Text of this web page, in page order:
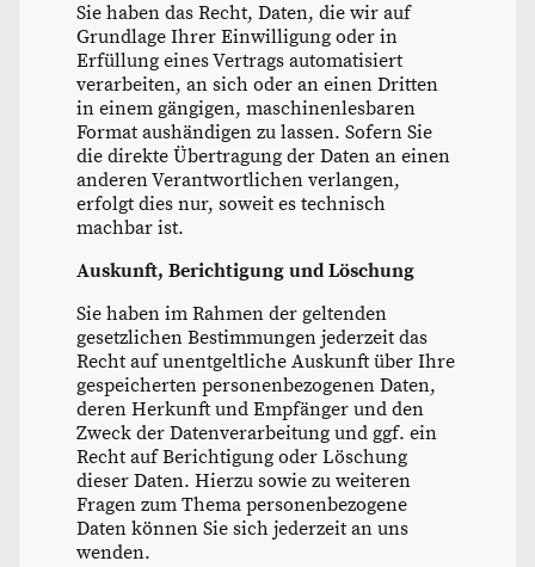
Sie haben das Recht, Daten, die wir auf
Grundlage Ihrer Einwilligung oder in
Erfüllung eines Vertrags automatisiert
verarbeiten, an sich oder an einen Dritten
in einem gängigen, maschinenlesbaren
Format aushändigen zu lassen. Sofern Sie
die direkte Übertragung der Daten an einen
anderen Verantwortlichen verlangen,
erfolgt dies nur, soweit es technisch
machbar ist.
Auskunft, Berichtigung und Löschung
Sie haben im Rahmen der geltenden
gesetzlichen Bestimmungen jederzeit das
Recht auf unentgeltliche Auskunft über Ihre
gespeicherten personenbezogenen Daten,
deren Herkunft und Empfänger und den
Zweck der Datenverarbeitung und ggf. ein
Recht auf Berichtigung oder Löschung
dieser Daten. Hierzu sowie zu weiteren
Fragen zum Thema personenbezogene
Daten können Sie sich jederzeit an uns
wenden.